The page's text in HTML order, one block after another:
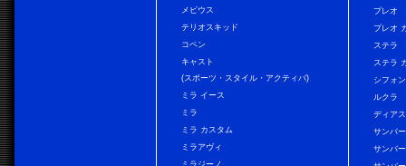
メビウス
テリオスキッド
コペン
キャスト
(スポーツ・スタイル・アクティバ)
ミラ イース
ミラ
ミラ カスタム
ミラアヴィ
プレオ
プレオ
ステラ
ステラ
シフォ
ルクラ
ディア
サンバ
サンバ